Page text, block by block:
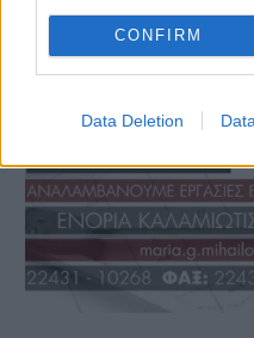
CONFIRM
Data Deletion